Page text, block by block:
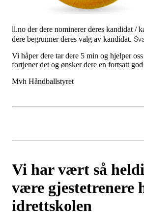
ll.no der dere nominerer deres kandidat /
dere begrunner deres valg av kandidat.
Vi håper dere tar dere 5 min og hjelper
fortjener det og ønsker dere en fortsatt
Mvh Håndballstyret
Vi har vært så
være gjestetrenere
idrettskolen